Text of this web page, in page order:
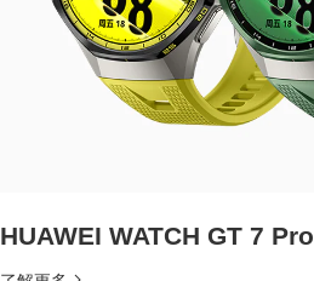
HUAWEI WATCH GT 7 Pro